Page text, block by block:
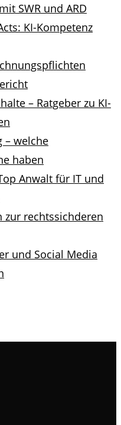
SWR und ARD
KI-Kompetenz
– Ratgeber zu KI-
– welche
haben
Anwalt für IT und
zur rechtssichderen
und Social Media